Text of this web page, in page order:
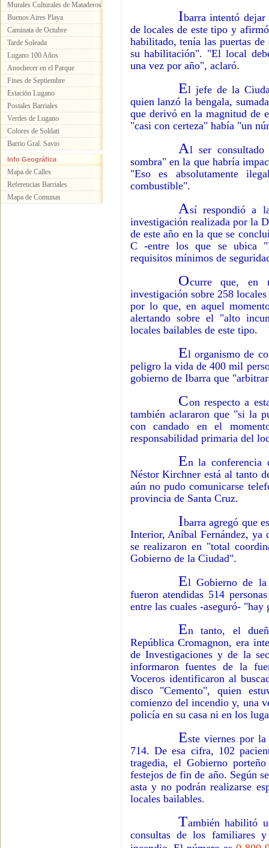
Murales Culturales de Mataderos
Buenos Aires Playa
Caminata de Octubre
Tarde Soleada
Lugano 100 Años
Anochecer en el Parque
Fines de Septiembre
Estación Lugano
Postales Barriales
Verdes de Lugano
Colores de Soldati
Barrio Gral. Savio
Info Geográfica
Mapa de Calles
Referencias Barriales
Mapa de Comunas
Ibarra intentó
de locales de este tipo y
habilitado, tenía las puertas
su habilitación". "El local
una vez por año", aclaró.
El jefe de la
quien lanzó la bengala,
que derivó en la magnitud de
"casi con certeza" había "un
Al ser
sombra" en la que habría
"Eso es absolutamente
combustible".
Así respondió a
investigación realizada por la
de este año en la que se
C -entre los que se ubica
requisitos mínimos de
Ocurre que, en
investigación sobre 258
por lo que, en aquel
alertando sobre el "alto
locales bailables de este tipo.
El organismo de
peligro la vida de 400 mil
gobierno de Ibarra que
Con respecto a
también aclararon que "si la
con candado en el
responsabilidad primaria del
En la conferencia
Néstor Kirchner está al tanto
aún no pudo comunicarse
provincia de Santa Cruz.
Ibarra agregó que
Interior, Aníbal Fernández, ya
se realizaron en "total
Gobierno de la Ciudad".
El Gobierno de la
fueron atendidas 514
entre las cuales -aseguró- "hay
En tanto, el
República Cromagnon, era
de Investigaciones y de la
informaron fuentes de la
Voceros identificaron al
disco "Cemento", quien
comienzo del incendio y, una
policía en su casa ni en los
Este viernes por
714. De esa cifra, 102
tragedia, el Gobierno
festejos de fin de año. Según
asta y no podrán realizarse
locales bailables.
También habilitó
consultas de los familiares